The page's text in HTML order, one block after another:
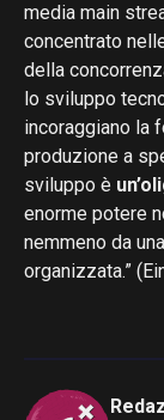
media main
concentrato
della
lo sviluppo
incoraggiano la
produzione a
sviluppo è
enorme potere
nemmeno da
organizzata.”